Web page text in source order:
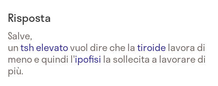
Risposta
Salve,
untsh elevatovuol dire che latiroide lavora di
meno e quindi l'ipofisi la sollecita a lavorare di
più.